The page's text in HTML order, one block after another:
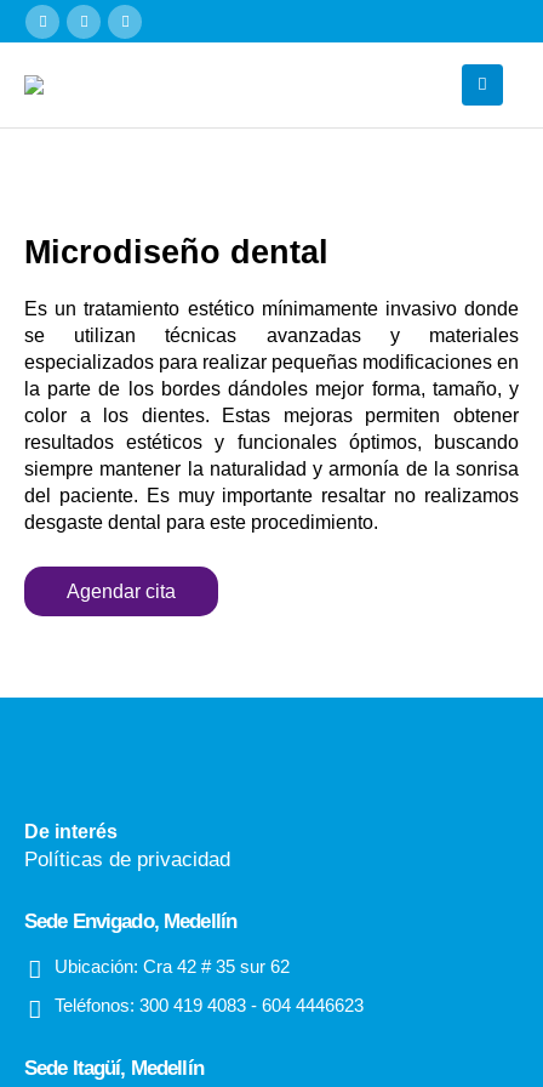
Microdiseño dental
Es un tratamiento estético mínimamente invasivo donde
se utilizan técnicas avanzadas y materiales
especializados para realizar pequeñas modificaciones en
la parte de los bordes dándoles mejor forma, tamaño, y
color a los dientes. Estas mejoras permiten obtener
resultados estéticos y funcionales óptimos, buscando
siempre mantener la naturalidad y armonía de la sonrisa
del paciente. Es muy importante resaltar no realizamos
desgaste dental para este procedimiento.
Agendar cita
De interés
Políticas de privacidad
Sede Envigado, Medellín
Ubicación: Cra 42 # 35 sur 62
Teléfonos: 300 419 4083 - 604 4446623
Sede Itagüí, Medellín